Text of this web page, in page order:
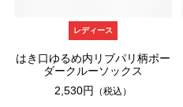
レディース
はき口ゆるめ内リブパリ柄ボー
ダークルーソックス
2,530円
（税込）